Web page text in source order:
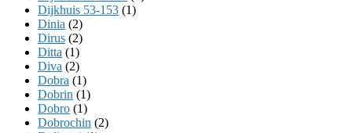
Dijkhuis 53-153 (1)
Dinia (2)
Dirus (2)
Ditta (1)
Diva (2)
Dobra (1)
Dobrin (1)
Dobro (1)
Dobrochin (2)